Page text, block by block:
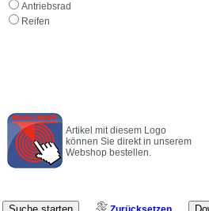
Antriebsrad
Reifen
Artikel mit diesem Logo
können Sie direkt in unserem
Webshop bestellen.